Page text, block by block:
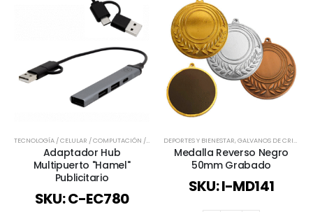
TECNOLOGÍA / CELULAR / COMPUTACIÓN / AUDIO ,TODOS
Adaptador Hub
Multipuerto "Hamel"
Publicitario
SKU: C-EC780
DEPORTES Y BIENESTAR,GALVANOS DE CRISTAL
Medalla Reverso Negro
50mm Grabado
SKU: I-MD141